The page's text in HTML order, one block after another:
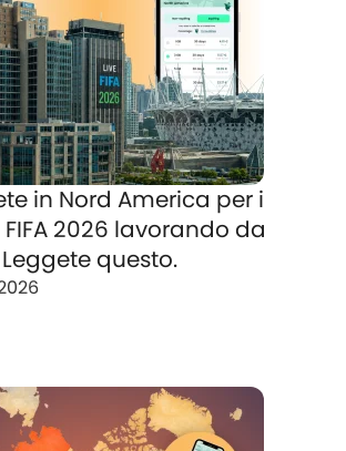
in Nord America per i
2026 lavorando da
questo.